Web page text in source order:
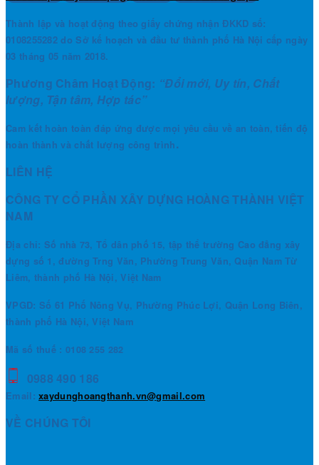
Thành lập và hoạt động theo giấy chứng nhận ĐKKD số:
0108255282 do Sở kế hoạch và đầu tư thành phố Hà Nội cấp ngày
03 tháng 05 năm 2018.
Phương Châm Hoạt Động: “Đổi mới, Uy tín, Chất
lượng, Tận tâm, Hợp tác”
Cam kết hoàn toàn đáp ứng được mọi yêu cầu về an toàn, tiến độ
hoàn thành và chất lượng công trình.
LIÊN HỆ
CÔNG TY CỔ PHẦN XÂY DỰNG HOÀNG THÀNH VIỆT
NAM
Địa chỉ: Số nhà 73, Tổ dân phố 15, tập thể trường Cao đẳng xây
dựng số 1, đường Trng Văn, Phường Trung Văn, Quận Nam Từ
Liêm, thành phố Hà Nội, Việt Nam
VPGD: Số 61 Phố Nông Vụ, Phường Phúc Lợi, Quận Long Biên,
thành phố Hà Nội, Việt Nam
Mã số thuế : 0108 255 282
0988 490 186
Email:xaydunghoangthanh.vn@gmail.com
VỀ CHÚNG TÔI